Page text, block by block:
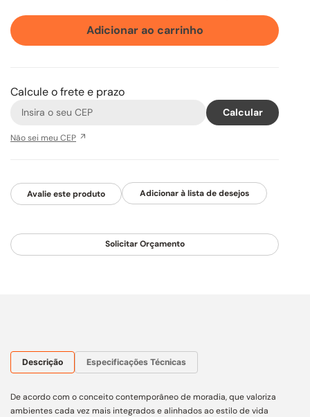
Adicionar ao carrinho
Calcule o frete e prazo
Não sei meu CEP
Avalie este produto
Solicitar Orçamento
Descrição Especificações Técnicas
De acordo com o conceito contemporâneo de moradia, que valoriza
ambientes cada vez mais integrados e alinhados ao estilo de vida